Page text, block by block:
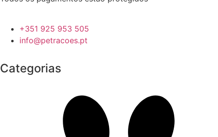
+351 925 953 505
info@petracoes.pt
Categorias